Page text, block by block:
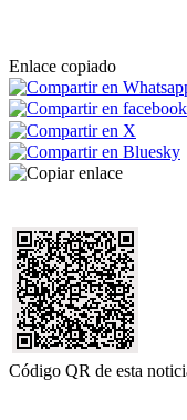
Enlace copiado
Código QR de esta